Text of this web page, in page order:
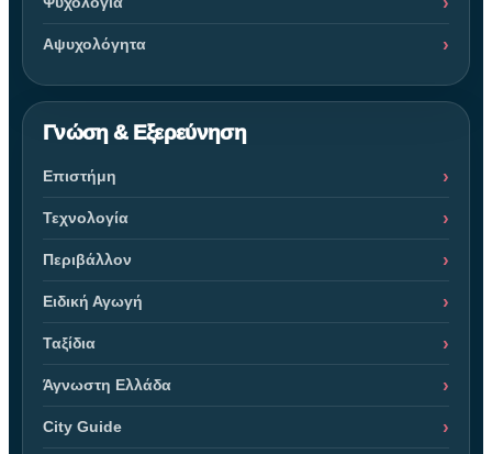
Αψυχολόγητα
Γνώση & Εξερεύνηση
Επιστήμη
Τεχνολογία
Περιβάλλον
Ειδική Αγωγή
Ταξίδια
Άγνωστη Ελλάδα
City Guide